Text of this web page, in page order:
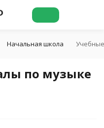
Начальная школа
по музыке